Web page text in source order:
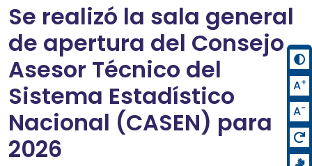
Se realizó la sala general
de apertura del Consejo
Asesor Técnico del
Sistema Estadístico
Nacional (CASEN) para
2026
A+
A-